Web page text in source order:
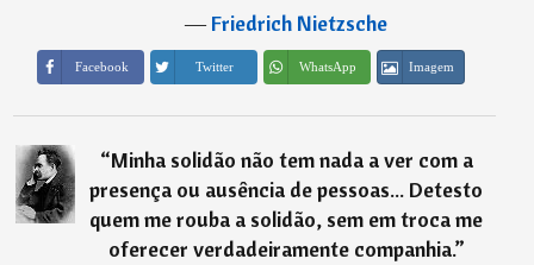
―Friedrich Nietzsche
Facebook Twitter WhatsApp Imagem
“Minha solidão não tem nada a ver com a
presença ou ausência de pessoas... Detesto
quem me rouba a solidão, sem em troca me
oferecer verdadeiramente companhia.”